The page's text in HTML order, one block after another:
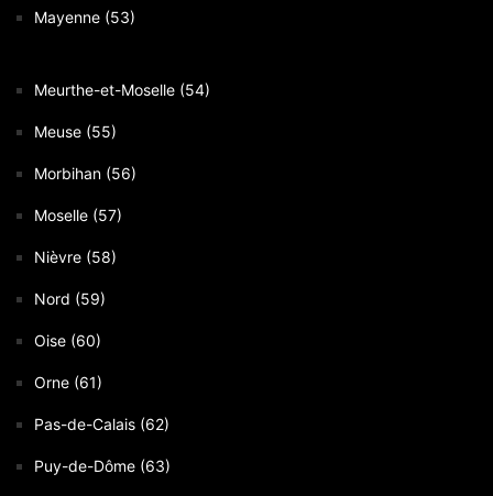
Mayenne (53)
Meurthe-et-Moselle (54)
Meuse (55)
Morbihan (56)
Moselle (57)
Nièvre (58)
Nord (59)
Oise (60)
Orne (61)
Pas-de-Calais (62)
Puy-de-Dôme (63)